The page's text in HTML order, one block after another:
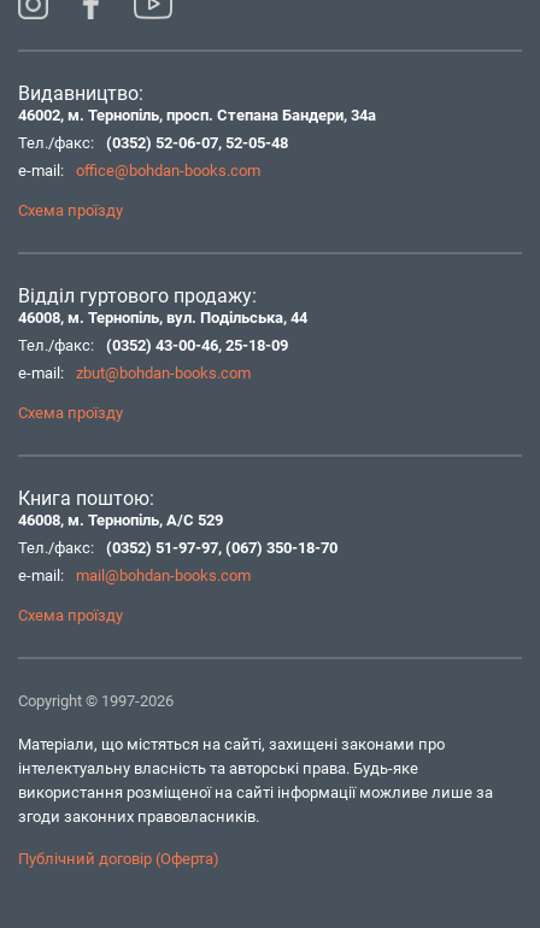
Видавництво:
46002, м. Тернопіль, просп. Степана Бандери, 34а
Тел./факс:
(0352) 52-06-07, 52-05-48
e-mail:
office@bohdan-books.com
Схема проїзду
Відділ гуртового продажу:
46008, м. Тернопіль, вул. Подільська, 44
Тел./факс:
(0352) 43-00-46, 25-18-09
e-mail:
zbut@bohdan-books.com
Схема проїзду
Книга поштою:
46008, м. Тернопіль, А/С 529
Тел./факс:
(0352) 51-97-97, (067) 350-18-70
e-mail:
mail@bohdan-books.com
Схема проїзду
Copyright © 1997-2026
Матеріали, що містяться на сайті, захищені законами про
інтелектуальну власність та авторські права. Будь-яке
використання розміщеної на сайті інформації можливе лише за
згоди законних правовласників.
Публічний договір (Оферта)